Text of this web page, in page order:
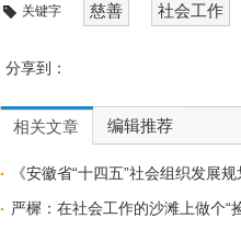
关键字 慈善 社会工作
分享到：
相关文章 编辑推荐
《安徽省“十四五”社会组织发展
严樨：在社会工作的沙滩上做个“